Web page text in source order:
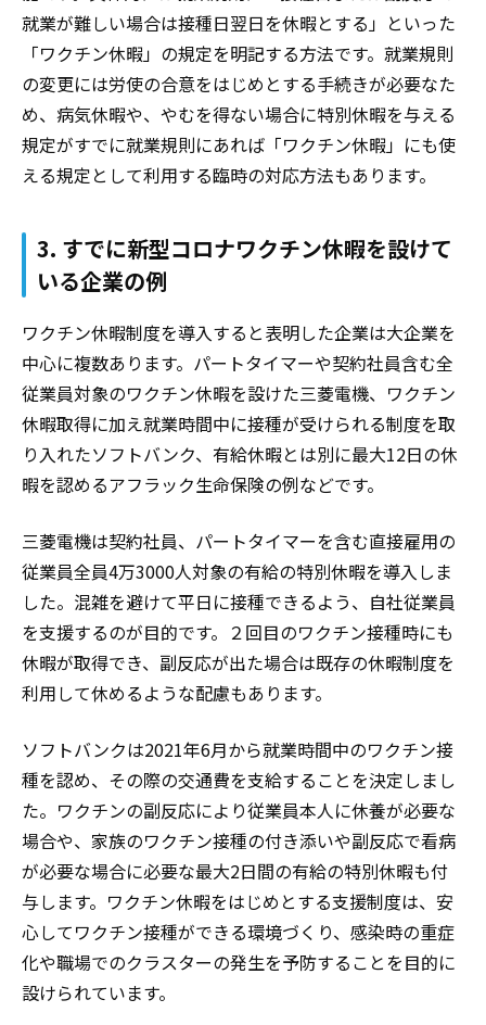
就業が難しい場合は接種日翌日を休暇とする」といった
「ワクチン休暇」の規定を明記する方法です。就業規則
の変更には労使の合意をはじめとする手続きが必要なた
め、病気休暇や、やむを得ない場合に特別休暇を与える
規定がすでに就業規則にあれば「ワクチン休暇」にも使
える規定として利用する臨時の対応方法もあります。
3. すでに新型コロナワクチン休暇を設けて
いる企業の例
ワクチン休暇制度を導入すると表明した企業は大企業を
中心に複数あります。パートタイマーや契約社員含む全
従業員対象のワクチン休暇を設けた三菱電機、ワクチン
休暇取得に加え就業時間中に接種が受けられる制度を取
り入れたソフトバンク、有給休暇とは別に最大12日の休
暇を認めるアフラック生命保険の例などです。
三菱電機は契約社員、パートタイマーを含む直接雇用の
従業員全員4万3000人対象の有給の特別休暇を導入しま
した。混雑を避けて平日に接種できるよう、自社従業員
を支援するのが目的です。２回目のワクチン接種時にも
休暇が取得でき、副反応が出た場合は既存の休暇制度を
利用して休めるような配慮もあります。
ソフトバンクは2021年6月から就業時間中のワクチン接
種を認め、その際の交通費を支給することを決定しまし
た。ワクチンの副反応により従業員本人に休養が必要な
場合や、家族のワクチン接種の付き添いや副反応で看病
が必要な場合に必要な最大2日間の有給の特別休暇も付
与します。ワクチン休暇をはじめとする支援制度は、安
心してワクチン接種ができる環境づくり、感染時の重症
化や職場でのクラスターの発生を予防することを目的に
設けられています。